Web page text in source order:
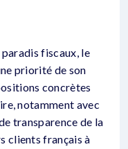
fiscaux, le
priorité de son
concrètes
notamment avec
transparence de la
clients français à